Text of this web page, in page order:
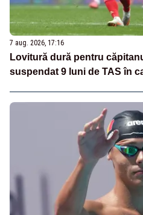
7 aug. 2026, 17:16
Lovitură dură pentru
suspendat 9 luni de TAS în